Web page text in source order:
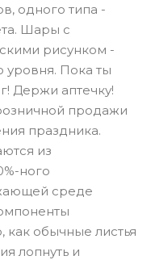
одного типа -
Шары с
рисунком -
уровня. Пока ты
Держи аптечку!
продажи
праздника.
из
ного
среде
обычные листья
лопнуть и